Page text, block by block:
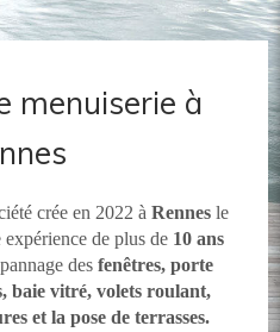
menuiserie à
crée en 2022 à Rennesle
expérience de plus de10 ans
des fenêtres, porte
baie vitré, volets roulant,
et la pose de terrasses.